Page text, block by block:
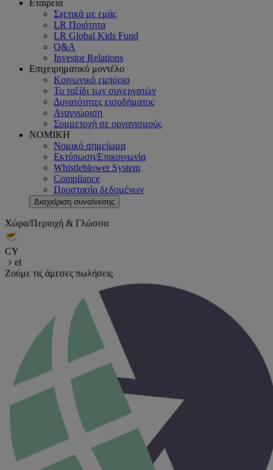
Εταιρεία
Σχετικά με εμάς
LR Ποιότητα
LR Global Kids Fund
Q&A
Investor Relations
Επιχειρηματικό μοντέλο
Κοινωνικό εμπόριο
Το ταξίδι των συνεργατών
Δυνατότητες εισοδήματος
Αναγνώριση
Συμμετοχή σε οργανισμούς
ΝΟΜΙΚΗ
Νομικό σημείωμα
Εκτύπωση/Επικοινωνία
Whistleblower System
Compliance
Προστασία δεδομένων
Διαχείριση συναίνεσης
Χώρα/Περιοχή & Γλώσσα
CY
el
Ζούμε τις άμεσες πωλήσεις